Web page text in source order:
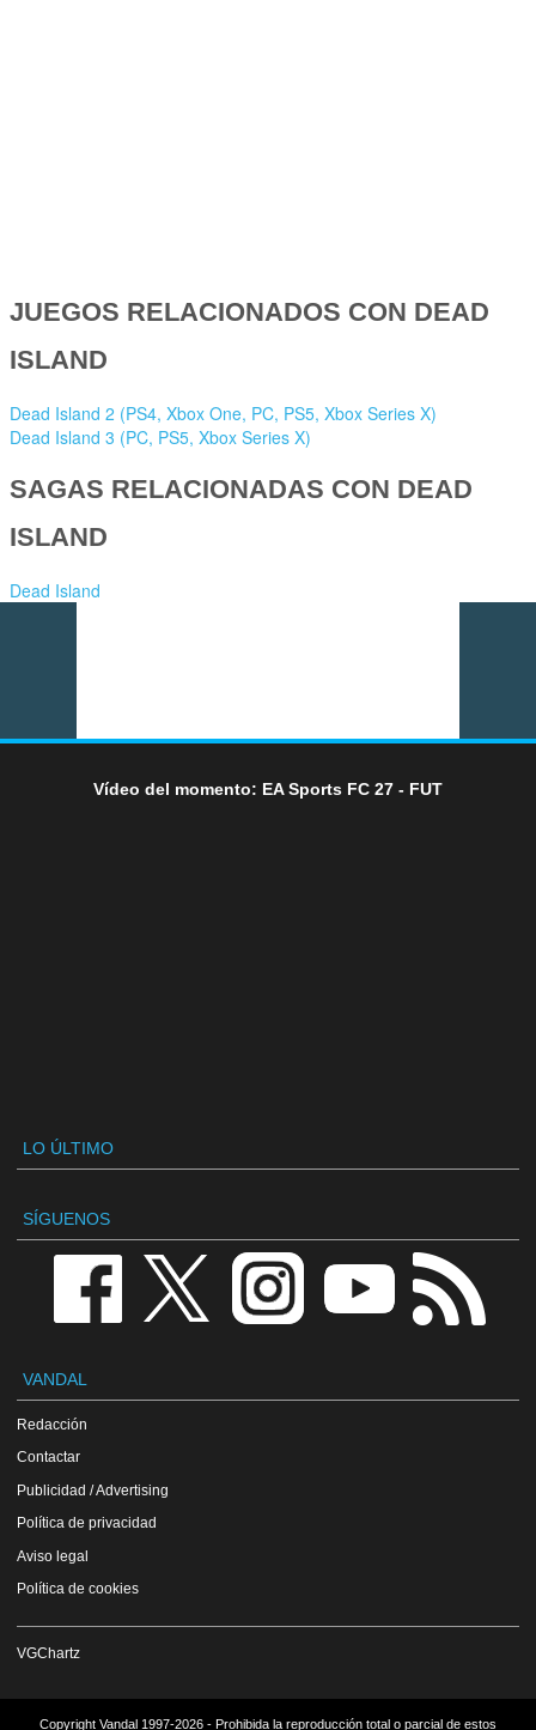
JUEGOS RELACIONADOS CON DEAD
ISLAND
Dead Island 2 (PS4, Xbox One, PC, PS5, Xbox Series X)
Dead Island 3 (PC, PS5, Xbox Series X)
SAGAS RELACIONADAS CON DEAD
ISLAND
Dead Island
Vídeo del momento: EA Sports FC 27 - FUT
LO ÚLTIMO
SÍGUENOS
VANDAL
Redacción
Contactar
Publicidad / Advertising
Política de privacidad
Aviso legal
Política de cookies
VGChartz
Copyright Vandal 1997-2026 - Prohibida la reproducción total o parcial de estos